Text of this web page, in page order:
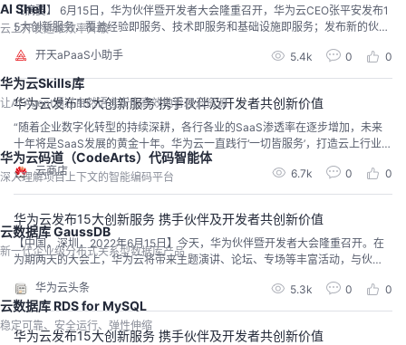
AI Shell
云上开发运维效率升级
华为云Skills库
让AI Agent通过自然语言安全高效地管理云资源
华为云码道（CodeArts）代码智能体
深入理解项目上下文的智能编码平台
云数据库 GaussDB
新一代企业级分布式关系型数据库产品
云数据库 RDS for MySQL
稳定可靠、安全运行、弹性伸缩
【摘要】 6月15日，华为伙伴暨开发者大会隆重召开，华为云CEO张平安发布1
5大创新服务，覆盖经验即服务、技术即服务和基础设施即服务；发布新的伙伴
域的顶级赛事“2022华为开发者大赛”也正式启动，让
开天aPaaS小助手 5.4k 0 0
华为云发布15大创新服务 携手伙伴及开发者共创新价值
“随着企业数字化转型的持续深耕，各行各业的SaaS渗透率在逐步增加，未来
十年将是SaaS发展的黄金十年。华为云一直践行‘一切皆服务’，打造云上行业创
新的最佳平台，加速SaaS进入千行百业。华为云将以不断创新的云服务，和伙
伴及开发者一起，用创新点燃星星之火，照亮整个智能世界。”
云商店 6.7k 0 0
华为云发布15大创新服务 携手伙伴及开发者共创新价值
【中国，深圳，2022年6月15日】今天，华为伙伴暨开发者大会隆重召开。在
为期两天的大会上，华为云将带来主题演讲、论坛、专场等丰富活动，与伙
新和应用。会上，华为云CEO张平安发布15大创新服务，覆盖经验即服务、技
术即服务和基础设施即服务；发布新的伙伴合作框架GoCloud和GrowCloud，
帮助伙伴提升能力、扩大市场；华为...
华为云头条 5.3k 0 0
华为云发布15大创新服务 携手伙伴及开发者共创新价值